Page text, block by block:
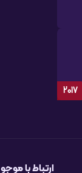
2017
ارتباط با موجو